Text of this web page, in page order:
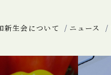
新生会について ニュース